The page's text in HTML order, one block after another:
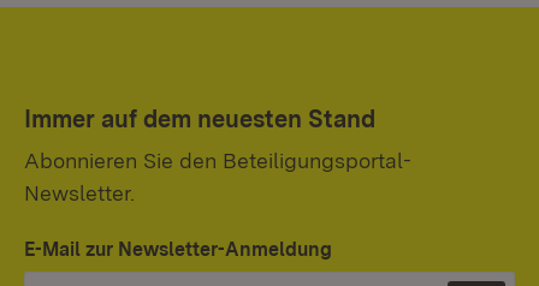
Immer auf dem neuesten Stand
Abonnieren Sie den Beteiligungsportal-
Newsletter.
E-Mail zur Newsletter-Anmeldung